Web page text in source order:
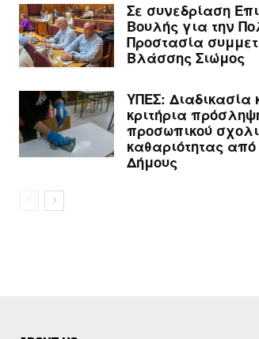
Σε συνεδρίαση
Βουλής για την
Προστασία
Βλάσσης Σιώμος
ΥΠΕΣ: Διαδικασία
κριτήρια
προσωπικού
καθαριότητας από
Δήμους